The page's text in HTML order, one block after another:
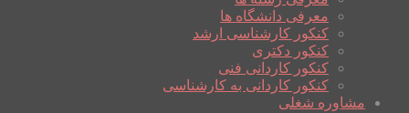
معرفی دانشگاه ها
کنکور کارشناسی ارشد
کنکور دکتری
کنکور کاردانی فنی
کنکور کاردانی به کارشناسی
مشاوره شغلی